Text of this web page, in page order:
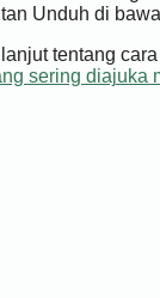
Unduh di
tentang
sering diajuka